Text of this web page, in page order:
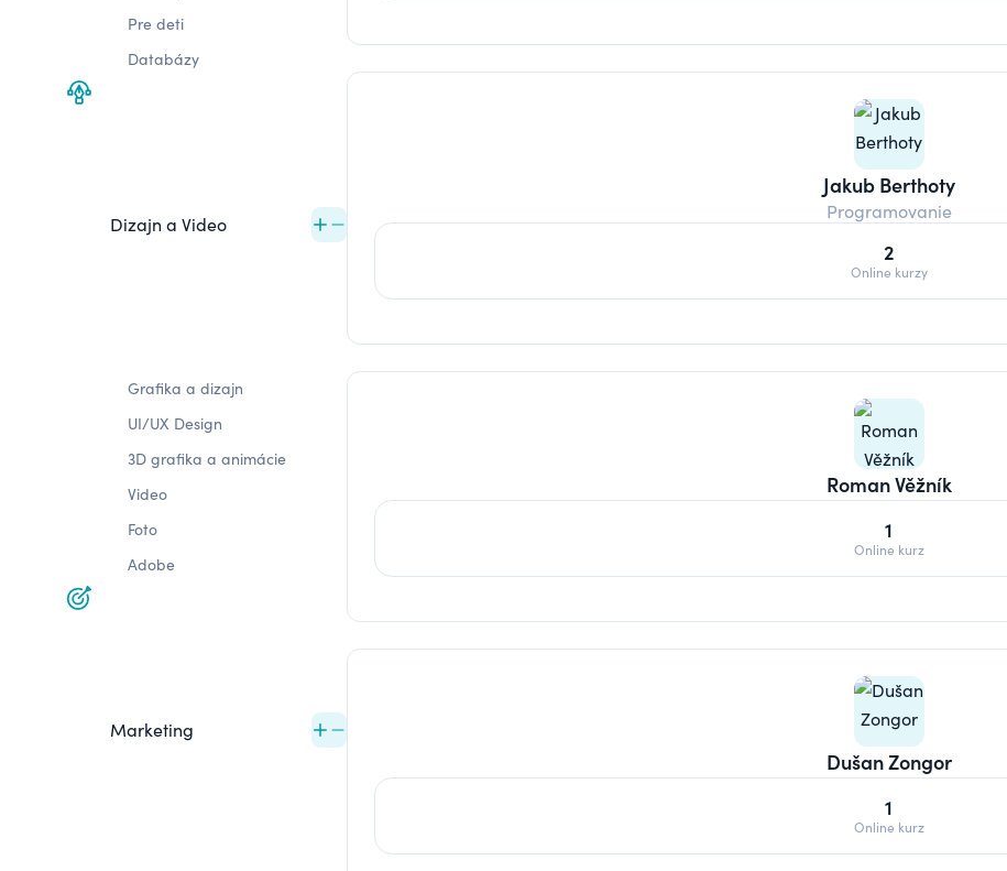
Pre deti
Databázy
Dizajn a Video
Grafika a dizajn
UI/UX Design
3D grafika a animácie
Video
Foto
Adobe
Marketing
Jakub Berthoty
Programovanie
2
Online kurzy
Roman Věžník
1
Online kurz
Dušan Zongor
1
Online kurz